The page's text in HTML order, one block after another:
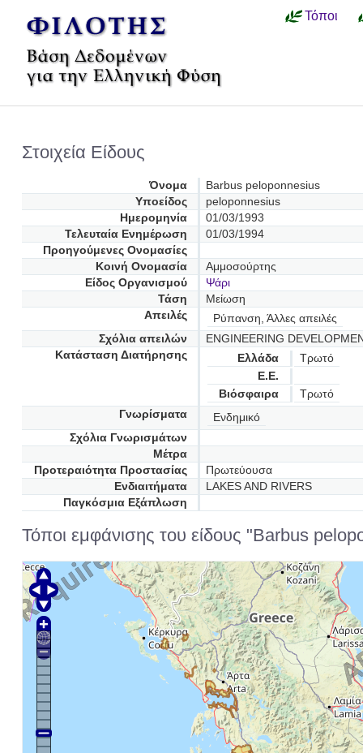
Τόποι
Στοιχεία Είδους
Όνομα
Barbus peloponnesius
Υποείδος
peloponnesius
Ημερομηνία
01/03/1993
Τελευταία Ενημέρωση
01/03/1994
Προηγούμενες Oνομασίες
Κοινή Ονομασία
Αμμοσούρτης
Είδος Οργανισμού
Ψάρι
Τάση
Μείωση
Απειλές
Ρύπανση, Άλλες απειλές
Σχόλια απειλών
ENGINEERING
Κατάσταση Διατήρησης
Ελλάδα
Τρωτό
Ε.Ε.
Βιόσφαιρα
Τρωτό
Γνωρίσματα
Ενδημικό
Σχόλια Γνωρισμάτων
Μέτρα
Προτεραιότητα Προστασίας
Πρωτεύουσα
Ενδιαιτήματα
LAKES AND RIVERS
Παγκόσμια Εξάπλωση
Τόποι εμφάνισης του είδους "Barbus